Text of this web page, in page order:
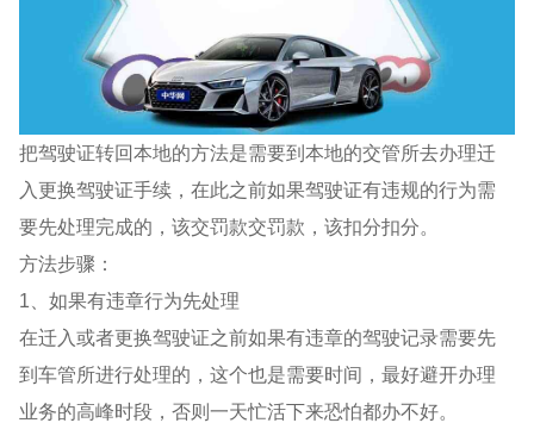
把驾驶证转回本地的方法是需要到本地的交管所去办理迁
入更换驾驶证手续，在此之前如果驾驶证有违规的行为需
要先处理完成的，该交罚款交罚款，该扣分扣分。
方法步骤：
1、如果有违章行为先处理
在迁入或者更换驾驶证之前如果有违章的驾驶记录需要先
到车管所进行处理的，这个也是需要时间，最好避开办理
业务的高峰时段，否则一天忙活下来恐怕都办不好。